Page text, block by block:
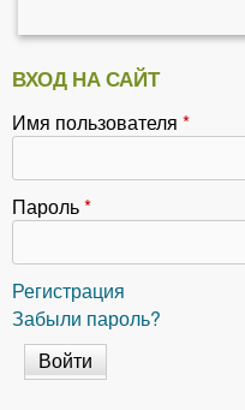
ВХОД НА САЙТ
Имя пользователя *
Пароль*
Регистрация
Забыли пароль?